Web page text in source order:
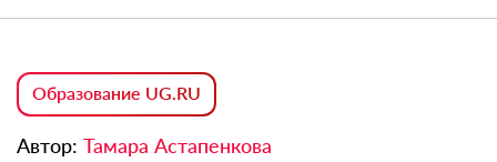
Образование UG.RU
Автор: Тамара Астапенкова